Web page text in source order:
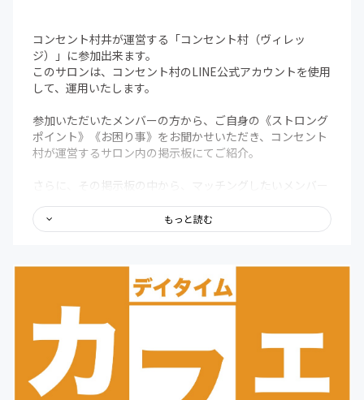
コンセント村井が運営する「コンセント村（ヴィレッ
ジ）」に参加出来ます。
このサロンは、コンセント村のLINE公式アカウントを使用
して、運用いたします。
参加いただいたメンバーの方から、ご自身の《ストロング
ポイント》《お困り事》をお聞かせいただき、コンセント
村が運営するサロン内の掲示板にてご紹介。
さらに、その掲示板の中から、マッチングしたいメンバー
確認の上、お繋ぎいたします。
特別価格（イベントによって異なりますが、通常価格より
500円〜1,000円引き）でご参加いただけます。
＊今回のコミュニティ方式の場合、皆様から支援が継続さ
れている限り、掲載翌月から毎月リターン内容を履行して
いただく義務が発生いたしますので、ご了承くださいま
せ。
もっと読む